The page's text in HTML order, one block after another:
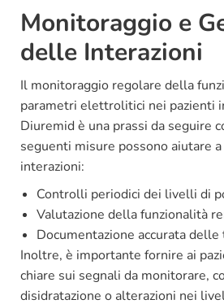
Monitoraggio e
delle Interazioni
Il monitoraggio regolare della
parametri elettrolitici nei pazienti
Diuremid è una prassi da seguire
seguenti misure possono aiutare
interazioni:
Controlli periodici dei livelli di
Valutazione della funzionalità
Documentazione accurata
Inoltre, è importante fornire ai
chiare sui segnali da monitorare,
disidratazione o alterazioni nei